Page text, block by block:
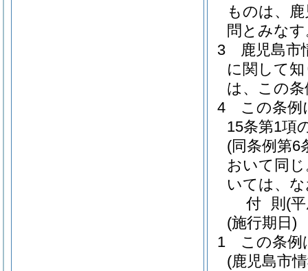
ものは、
問とみな
3
鹿児島市
に関して
は、この
4
この条例
15条第1項
(同条例第6
おいて同じ
いては、
付 則 (
(施行期日)
1
この条例
(鹿児島市